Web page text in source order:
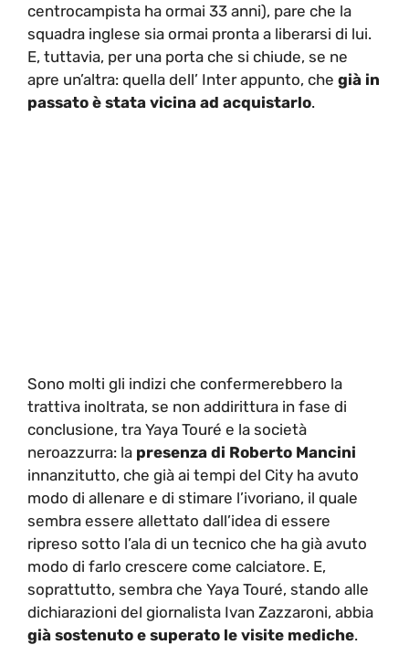
centrocampista ha ormai 33 anni), pare che la
squadra inglese sia ormai pronta a liberarsi di lui.
E, tuttavia, per una porta che si chiude, se ne
apre un’altra: quella dell’ Inter appunto, che già in
passato è stata vicina ad acquistarlo.
Sono molti gli indizi che confermerebbero la
trattiva inoltrata, se non addirittura in fase di
conclusione, tra Yaya Touré e la società
neroazzurra: la presenza di Roberto Mancini
innanzitutto, che già ai tempi del City ha avuto
modo di allenare e di stimare l’ivoriano, il quale
sembra essere allettato dall’idea di essere
ripreso sotto l’ala di un tecnico che ha già avuto
modo di farlo crescere come calciatore. E,
soprattutto, sembra che Yaya Touré, stando alle
dichiarazioni del giornalista Ivan Zazzaroni, abbia
già sostenuto e superato le visite mediche.